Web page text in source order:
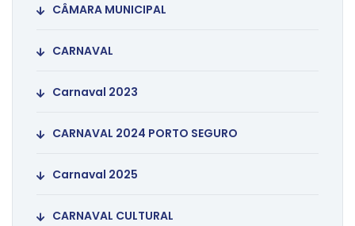
CÂMARA MUNICIPAL
CARNAVAL
Carnaval 2023
CARNAVAL 2024 PORTO SEGURO
Carnaval 2025
CARNAVAL CULTURAL